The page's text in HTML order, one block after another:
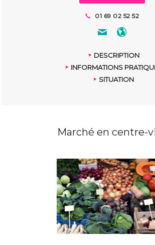
01 69 02 52 52
DESCRIPTION
INFORMATIONS
SITUATION
Marché en centre-